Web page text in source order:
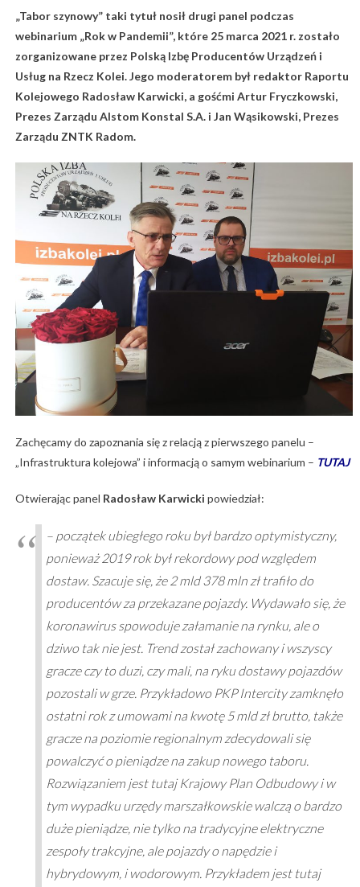
„Tabor szynowy” taki tytuł nosił drugi panel podczas
webinarium „Rok w Pandemii”, które 25 marca 2021 r. zostało
zorganizowane przez Polską Izbę Producentów Urządzeń i
Usług na Rzecz Kolei. Jego moderatorem był redaktor Raportu
Kolejowego Radosław Karwicki, a gośćmi Artur Fryczkowski,
Prezes Zarządu Alstom Konstal S.A. i Jan Wąsikowski, Prezes
Zarządu ZNTK Radom.
Zachęcamy do zapoznania się z relacją z pierwszego panelu –
„Infrastruktura kolejowa” i informacją o samym webinarium – TUTAJ
Otwierając panel Radosław Karwicki powiedział:
– początek ubiegłego roku był bardzo optymistyczny,
ponieważ 2019 rok był rekordowy pod względem
dostaw. Szacuje się, że 2 mld 378 mln zł trafiło do
producentów za przekazane pojazdy. Wydawało się, że
koronawirus spowoduje załamanie na rynku, ale o
dziwo tak nie jest. Trend został zachowany i wszyscy
gracze czy to duzi, czy mali, na ryku dostawy pojazdów
pozostali w grze. Przykładowo PKP Intercity zamknęło
ostatni rok z umowami na kwotę 5 mld zł brutto, także
gracze na poziomie regionalnym zdecydowali się
powalczyć o pieniądze na zakup nowego taboru.
Rozwiązaniem jest tutaj Krajowy Plan Odbudowy i w
tym wypadku urzędy marszałkowskie walczą o bardzo
duże pieniądze, nie tylko na tradycyjne elektryczne
zespoły trakcyjne, ale pojazdy o napędzie i
hybrydowym, i wodorowym. Przykładem jest tutaj